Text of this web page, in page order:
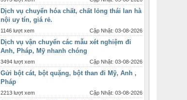
Dịch vụ chuyển hóa chất, chất lỏng thái lan hà
nội uy tín, giá rẻ.
1146 lượt xem Cập Nhật: 03-08-2026
Dịch vụ vận chuyển các mẫu xét nghiệm đi
Anh, Pháp, Mỹ nhanh chóng
3494 lượt xem Cập Nhật: 03-08-2026
Gửi bột cát, bột quặng, bột than đi Mỹ, Anh ,
Pháp
2213 lượt xem Cập Nhật: 03-08-2026